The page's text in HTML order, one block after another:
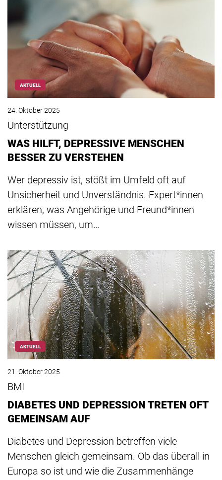
AKTUELL
24. Oktober 2025
Unterstützung
WAS HILFT, DEPRESSIVE MENSCHEN
BESSER ZU VERSTEHEN
Wer depressiv ist, stößt im Umfeld oft auf
Unsicherheit und Unverständnis. Expert*innen
erklären, was Angehörige und Freund*innen
wissen müssen, um…
AKTUELL
21. Oktober 2025
BMI
DIABETES UND DEPRESSION TRETEN OFT
GEMEINSAM AUF
Diabetes und Depression betreffen viele
Menschen gleich gemeinsam. Ob das überall in
Europa so ist und wie die Zusammenhänge